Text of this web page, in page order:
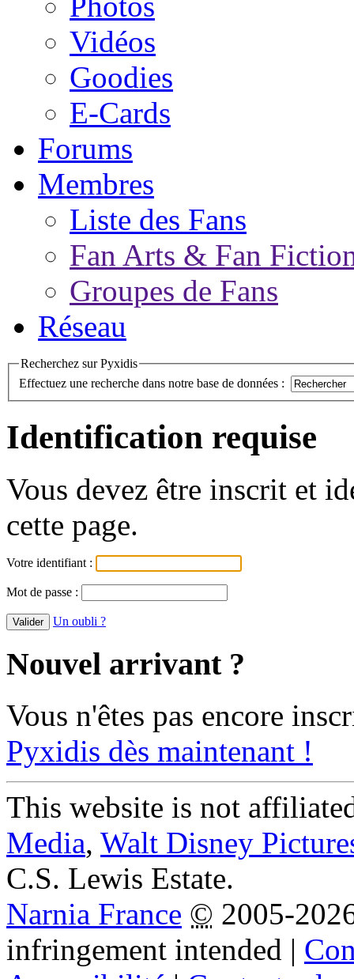
Vidéos
Goodies
E-Cards
Forums
Membres
Liste des Fans
Fan Arts & Fan
Groupes de Fans
Réseau
Recherchez sur Pyxidis
Effectuez une recherche dans notre base de données :
Identification requise
Vous devez être inscrit et
cette page.
Votre identifiant :
Mot de passe :
Un oubli ?
Nouvel arrivant ?
Vous n'êtes pas encore
Pyxidis dès maintenant !
This website is not
Media, Walt Disney
C.S. Lewis Estate.
Narnia France © 2005-
infringement intended |